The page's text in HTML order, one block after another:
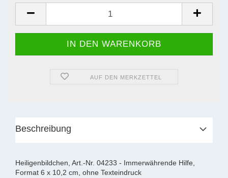
AUF DEN MERKZETTEL
Beschreibung
Heiligenbildchen, Art.-Nr. 04233 - Immerwährende Hilfe,
Format 6 x 10,2 cm, ohne Texteindruck